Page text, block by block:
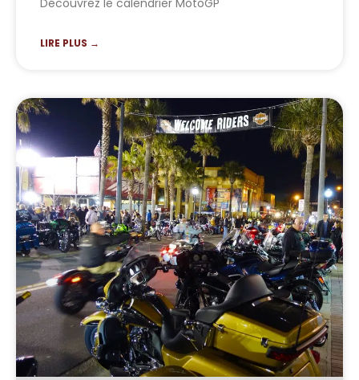
Découvrez le calendrier MotoGP
LIRE PLUS →